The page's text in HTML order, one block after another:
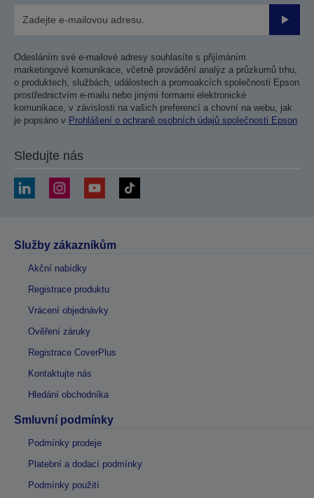
Odesláním své e-mailové adresy souhlasíte s přijímáním
marketingové komunikace, včetně provádění analýz a průzkumů trhu,
o produktech, službách, událostech a promoakcích společnosti Epson
prostřednictvím e-mailu nebo jinými formami elektronické
komunikace, v závislosti na vašich preferencí a chovní na webu, jak
je popsáno v Prohlášení o ochraně osobních údajů společnosti Epson
Sledujte nás
Služby zákazníkům
Akční nabídky
Registrace produktu
Vrácení objednávky
Ověření záruky
Registrace CoverPlus
Kontaktujte nás
Hledání obchodníka
Smluvní podmínky
Podmínky prodeje
Platební a dodací podmínky
Podmínky použití